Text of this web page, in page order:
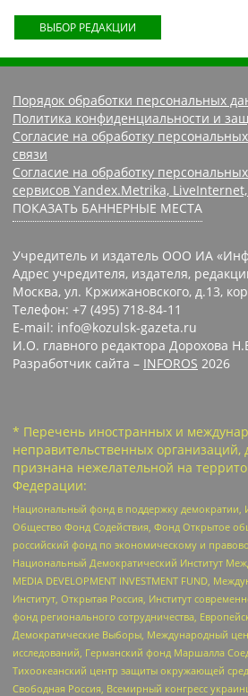
ВЫБОР РЕДАКЦИИ
Порядок обработки персональных
Политика конфиденциальности и
Согласие на обработку
связи
Согласие на обработку
сервисов Yandex.Metrika,
ПОКАЗАТЬ БАННЕРНЫЕ МЕСТА
Учредитель и издатель ООО ИА
Адрес учредителя, издателя,
Москва, ул. Кржижановского, д.13,
Телефон: +7 (495) 718-84-11
E-mail: info@kozulsk-gazeta.ru
И.О. главного редактора Дорохова
Разработчик сайта – INFOROS 2026
* Перечень иностранных и
неправительственных организаций,
признана нежелательной на
Федерации:
Национальный фонд в поддержку демократии,
Общество Фонд Содействия, Фонд Открытое
российский фонд по экономическому и
Национальный Демократический Институт
MEDIA DEVELOPMENT INVESTMENT FUND,
Институт, Открытая Россия, Институт
фонд регионального сотрудничества,
Демократические Выборы, Международный
исследований, Германский фонд Маршалла
Тихоокеанский центр защиты окружающей
Свободная Россия, Всемирный конгресс